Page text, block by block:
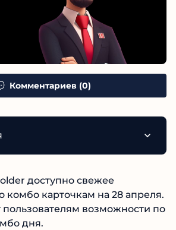
Комментариев (0)
доступно свежее
комбо карточкам на 28 апреля.
возможности по
дня.